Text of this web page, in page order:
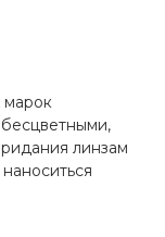
марок
линзам